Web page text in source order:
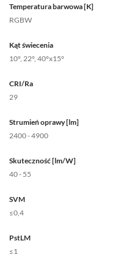
Temperatura barwowa [K]
RGBW
Kąt świecenia
10°, 22°, 40°x15°
CRI/Ra
29
Strumień oprawy [lm]
2400 - 4900
Skuteczność [lm/W]
40 - 55
SVM
≤0,4
PstLM
≤1